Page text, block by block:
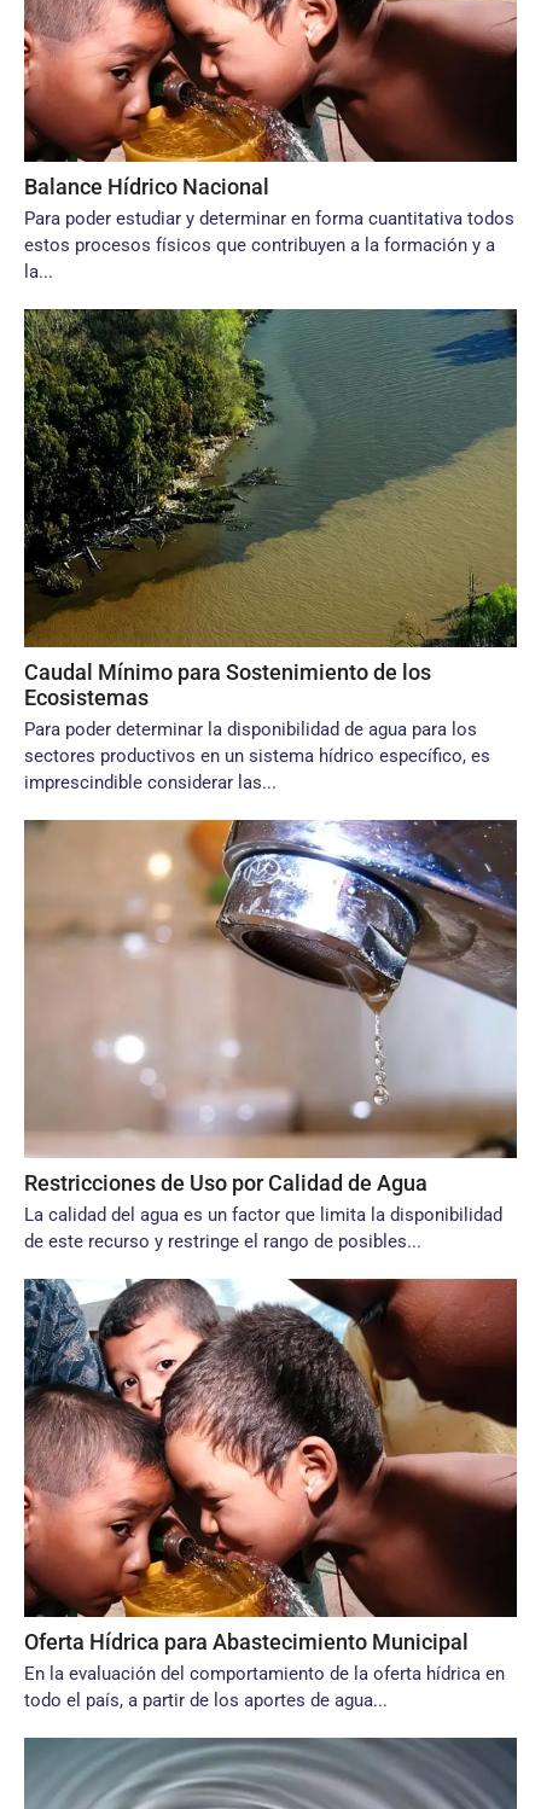
Balance Hídrico Nacional
Para poder estudiar y determinar en forma cuantitativa todos
estos procesos físicos que contribuyen a la formación y a
la...
Caudal Mínimo para Sostenimiento de los
Ecosistemas
Para poder determinar la disponibilidad de agua para los
sectores productivos en un sistema hídrico específico, es
imprescindible considerar las...
Restricciones de Uso por Calidad de Agua
La calidad del agua es un factor que limita la disponibilidad
de este recurso y restringe el rango de posibles...
Oferta Hídrica para Abastecimiento Municipal
En la evaluación del comportamiento de la oferta hídrica en
todo el país, a partir de los aportes de agua...